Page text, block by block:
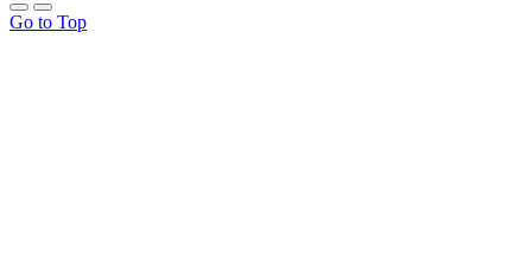
Go to Top